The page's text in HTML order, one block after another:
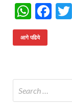
W
h
at
A
p
F
o
आगे पढिये